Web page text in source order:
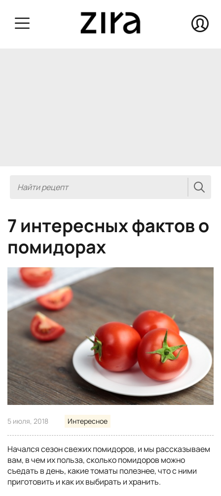
7 интересных фактов о
помидорах
5 июля, 2018 Интересное
Начался сезон свежих помидоров, и мы рассказываем
вам, в чем их польза, сколько помидоров можно
съедать в день, какие томаты полезнее, что с ними
приготовить и как их выбирать и хранить.